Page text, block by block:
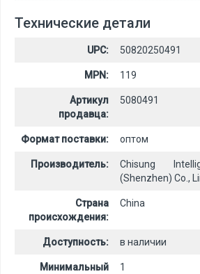
Технические детали
UPC: 50820250491
MPN: 119
Артикул
продавца:
5080491
Формат поставки: оптом
Производитель:
Chisung
(Shenzhen) Co.,
Страна
происхождения:
China
Доступность: в наличии
Минимальный
1